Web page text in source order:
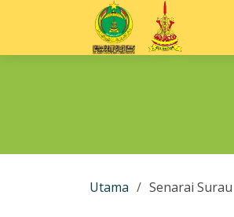
Utama Senarai Surau